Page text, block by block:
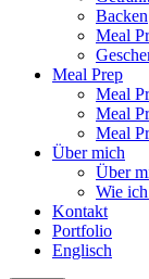
Backen
Meal
Meal Prep
Meal
Meal
Meal
Über mich
Über
Wie
Kontakt
Portfolio
Englisch